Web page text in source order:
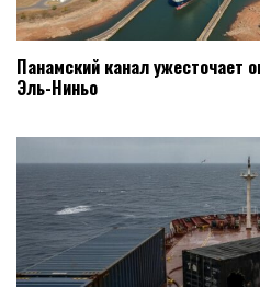
Панамский канал ужесточает
Эль-Ниньо